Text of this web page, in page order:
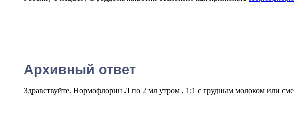
Архивный ответ
Здравствуйте. Нормофлорин Л по 2 мл утром , 1:1 с грудным молоком или